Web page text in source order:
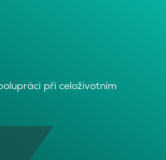
při celoživotním